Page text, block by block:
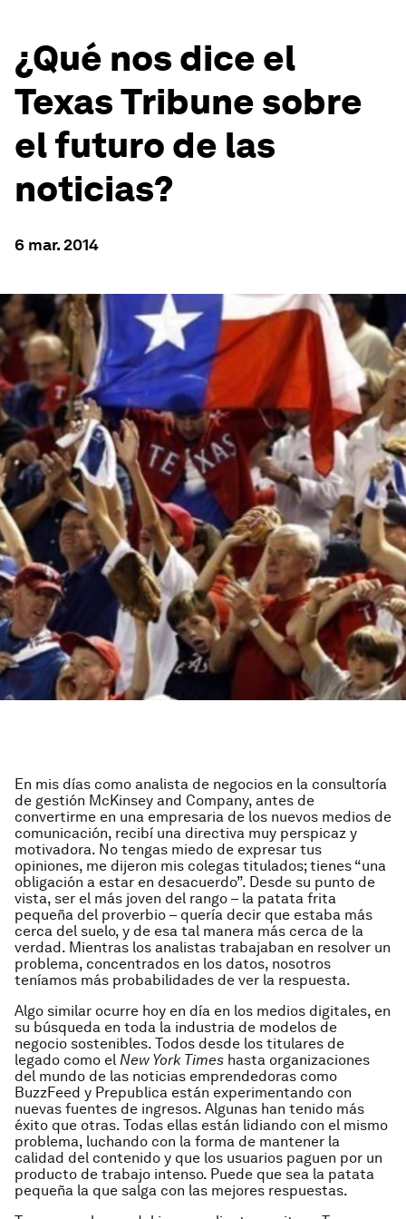
¿Qué nos dice el
Texas Tribune sobre
el futuro de las
noticias?
6 mar. 2014
En mis días como analista de negocios en la consultoría
de gestión McKinsey and Company, antes de
convertirme en una empresaria de los nuevos medios de
comunicación, recibí una directiva muy perspicaz y
motivadora. No tengas miedo de expresar tus
opiniones, me dijeron mis colegas titulados; tienes “una
obligación a estar en desacuerdo”. Desde su punto de
vista, ser el más joven del rango – la patata frita
pequeña del proverbio – quería decir que estaba más
cerca del suelo, y de esa tal manera más cerca de la
verdad. Mientras los analistas trabajaban en resolver un
problema, concentrados en los datos, nosotros
teníamos más probabilidades de ver la respuesta.
Algo similar ocurre hoy en día en los medios digitales, en
su búsqueda en toda la industria de modelos de
negocio sostenibles. Todos desde los titulares de
legado como el New York Times hasta organizaciones
del mundo de las noticias emprendedoras como
BuzzFeed y Prepublica están experimentando con
nuevas fuentes de ingresos. Algunas han tenido más
éxito que otras. Todas ellas están lidiando con el mismo
problema, luchando con la forma de mantener la
calidad del contenido y que los usuarios paguen por un
producto de trabajo intenso. Puede que sea la patata
pequeña la que salga con las mejores respuestas.